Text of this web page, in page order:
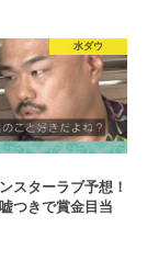
水ダウ
スターラブ予想！
つきで賞金目当